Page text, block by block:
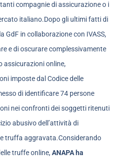
compagnie di assicurazione o i
italiano.Dopo gli ultimi fatti di
GdF in collaborazione con IVASS,
e di oscurare complessivamente
assicurazioni online,
imposte dal Codice delle
di identificare 74 persone
nei confronti dei soggetti ritenuti
abusivo dell’attività di
truffa aggravata.Considerando
truffe online,ANAPA ha